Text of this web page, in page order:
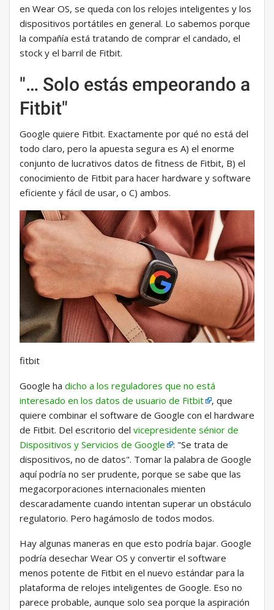
en Wear OS, se queda con los relojes inteligentes y los
dispositivos portátiles en general. Lo sabemos porque
la compañía está tratando de comprar el candado, el
stock y el barril de Fitbit.
"… Solo estás empeorando a
Fitbit"
Google quiere Fitbit. Exactamente por qué no está del
todo claro, pero la apuesta segura es A) el enorme
conjunto de lucrativos datos de fitness de Fitbit, B) el
conocimiento de Fitbit para hacer hardware y software
eficiente y fácil de usar, o C) ambos.
fitbit
Google ha dicho a los reguladores que no está
interesado en los datos de usuario de Fitbit
, que
quiere combinar el software de Google con el hardware
de Fitbit. Del escritorio del vicepresidente sénior de
Dispositivos y Servicios de Google
: "Se trata de
dispositivos, no de datos". Tomar la palabra de Google
aquí podría no ser prudente, porque se sabe que las
megacorporaciones internacionales mienten
descaradamente cuando intentan superar un obstáculo
regulatorio. Pero hagámoslo de todos modos.
Hay algunas maneras en que esto podría bajar. Google
podría desechar Wear OS y convertir el software
menos potente de Fitbit en el nuevo estándar para la
plataforma de relojes inteligentes de Google. Eso no
parece probable, aunque solo sea porque la aspiración